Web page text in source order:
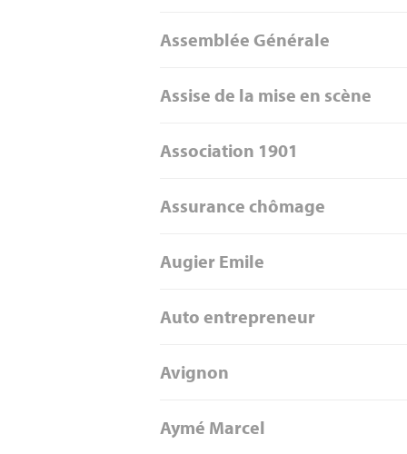
Assemblée Générale
Assise de la mise en scène
Association 1901
Assurance chômage
Augier Emile
Auto entrepreneur
Avignon
Aymé Marcel